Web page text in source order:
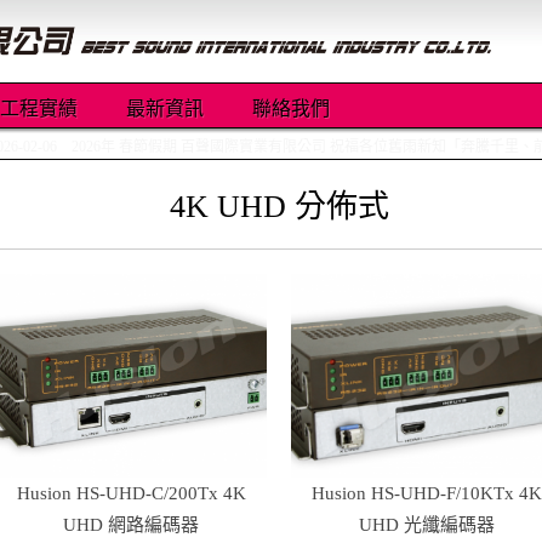
工程實績 最新資訊 聯絡我們
4K UHD 分佈式
Husion HS-UHD-C/200Tx 4K
UHD 網路編碼器
Husion HS-UHD-F/10KTx 4K
UHD 光纖編碼器